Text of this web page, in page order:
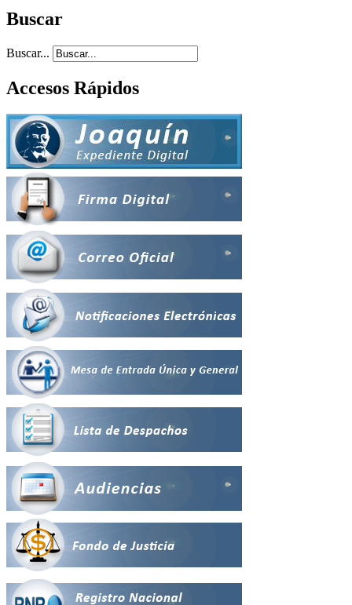
Buscar
Buscar...
Accesos Rápidos